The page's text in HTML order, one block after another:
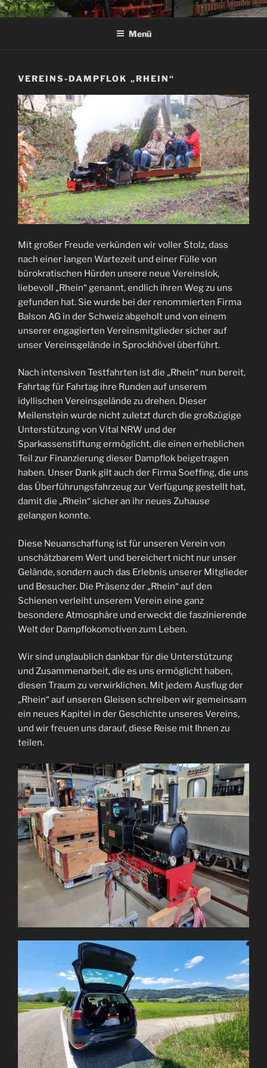
Zum
InhaltDAMPF-BAHN-CLUB
SPROCKHÖVEL E.V.
Menü
VEREINS-DAMPFLOK „RHEIN“
Mit großer Freude verkünden wir voller Stolz, dass
nach einer langen Wartezeit und einer Fülle von
bürokratischen Hürden unsere neue Vereinslok,
liebevoll „Rhein“ genannt, endlich ihren Weg zu uns
gefunden hat. Sie wurde bei der renommierten Firma
Balson AG in der Schweiz abgeholt und von einem
unserer engagierten Vereinsmitglieder sicher auf
unser Vereinsgelände in Sprockhövel überführt.
Nach intensiven Testfahrten ist die „Rhein“ nun bereit,
Fahrtag für Fahrtag ihre Runden auf unserem
idyllischen Vereinsgelände zu drehen. Dieser
Meilenstein wurde nicht zuletzt durch die großzügige
Unterstützung von Vital NRW und der
Sparkassenstiftung ermöglicht, die einen erheblichen
Teil zur Finanzierung dieser Dampflok beigetragen
haben. Unser Dank gilt auch der Firma Soeffing, die uns
das Überführungsfahrzeug zur Verfügung gestellt hat,
damit die „Rhein“ sicher an ihr neues Zuhause
gelangen konnte.
Diese Neuanschaffung ist für unseren Verein von
unschätzbarem Wert und bereichert nicht nur unser
Gelände, sondern auch das Erlebnis unserer Mitglieder
und Besucher. Die Präsenz der „Rhein“ auf den
Schienen verleiht unserem Verein eine ganz
besondere Atmosphäre und erweckt die faszinierende
Welt der Dampflokomotiven zum Leben.
Wir sind unglaublich dankbar für die Unterstützung
und Zusammenarbeit, die es uns ermöglicht haben,
diesen Traum zu verwirklichen. Mit jedem Ausflug der
„Rhein“ auf unseren Gleisen schreiben wir gemeinsam
ein neues Kapitel in der Geschichte unseres Vereins,
und wir freuen uns darauf, diese Reise mit Ihnen zu
teilen.